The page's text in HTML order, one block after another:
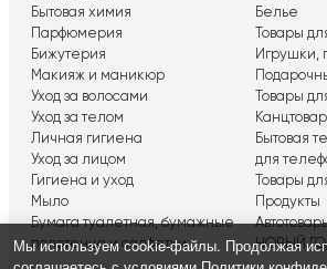
Бытовая химия
Парфюмерия
Бижутерия
Макияж и маникюр
Уход за волосами
Уход за телом
Личная гигиена
Уход за лицом
Гигиена и уход
Мыло
Бумага туалетная, бумажные
полотенца и салфетки
Белье
Товары
Игрушки,
Товары
Бытовая
для
Товары
Продукты
НОВЫЙ
Мы используем сookie-файлы. Продолжая